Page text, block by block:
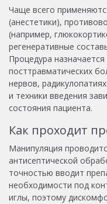
Чаще всего
(анестетики),
(например,
регенеративные
Процедура
посттравматических
нервов,
и техники введения
состояния пациента.
Как проходит
Манипуляция
антисептической
точностью вводит
необходимости под
иглы, поэтому